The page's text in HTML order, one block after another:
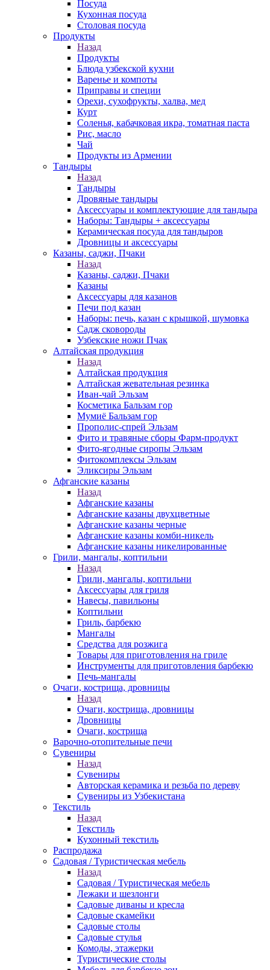
Посуда
Кухонная посуда
Столовая посуда
Продукты
Назад
Продукты
Блюда узбекской кухни
Варенье и компоты
Приправы и специи
Орехи, сухофрукты, халва, мед
Курт
Соленья, кабачковая икра, томатная паста
Рис, масло
Чай
Продукты из Армении
Тандыры
Назад
Тандыры
Дровяные тандыры
Аксессуары и комплектующие для тандыра
Наборы: Тандыры + аксессуары
Керамическая посуда для тандыров
Дровницы и аксессуары
Казаны, саджи, Пчаки
Назад
Казаны, саджи, Пчаки
Казаны
Аксессуары для казанов
Печи под казан
Наборы: печь, казан с крышкой, шумовка
Садж сковороды
Узбекские ножи Пчак
Алтайская продукция
Назад
Алтайская продукция
Алтайская жевательная резинка
Иван-чай Эльзам
Косметика Бальзам гор
Мумиё Бальзам гор
Прополис-спрей Эльзам
Фито и травяные сборы Фарм-продукт
Фито-ягодные сиропы Эльзам
Фитокомплексы Эльзам
Эликсиры Эльзам
Афганские казаны
Назад
Афганские казаны
Афганские казаны двухцветные
Афганские казаны черные
Афганские казаны комби-никель
Афганские казаны никелированные
Грили, мангалы, коптильни
Назад
Грили, мангалы, коптильни
Аксессуары для гриля
Навесы, павильоны
Коптильни
Гриль, барбекю
Мангалы
Средства для розжига
Товары для приготовления на гриле
Инструменты для приготовления барбекю
Печь-мангалы
Очаги, кострища, дровницы
Назад
Очаги, кострища, дровницы
Дровницы
Очаги, кострища
Варочно-отопительные печи
Сувениры
Назад
Сувениры
Авторская керамика и резьба по дереву
Сувениры из Узбекистана
Текстиль
Назад
Текстиль
Кухонный текстиль
Распродажа
Садовая / Туристическая мебель
Назад
Садовая / Туристическая мебель
Лежаки и шезлонги
Садовые диваны и кресла
Садовые скамейки
Садовые столы
Садовые стулья
Комоды, этажерки
Туристические столы